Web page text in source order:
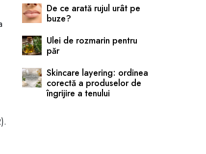
De ce arată rujul urât pe
buze?
Ulei de rozmarin pentru
păr
Skincare layering: ordinea
corectă a produselor de
îngrijire a tenului